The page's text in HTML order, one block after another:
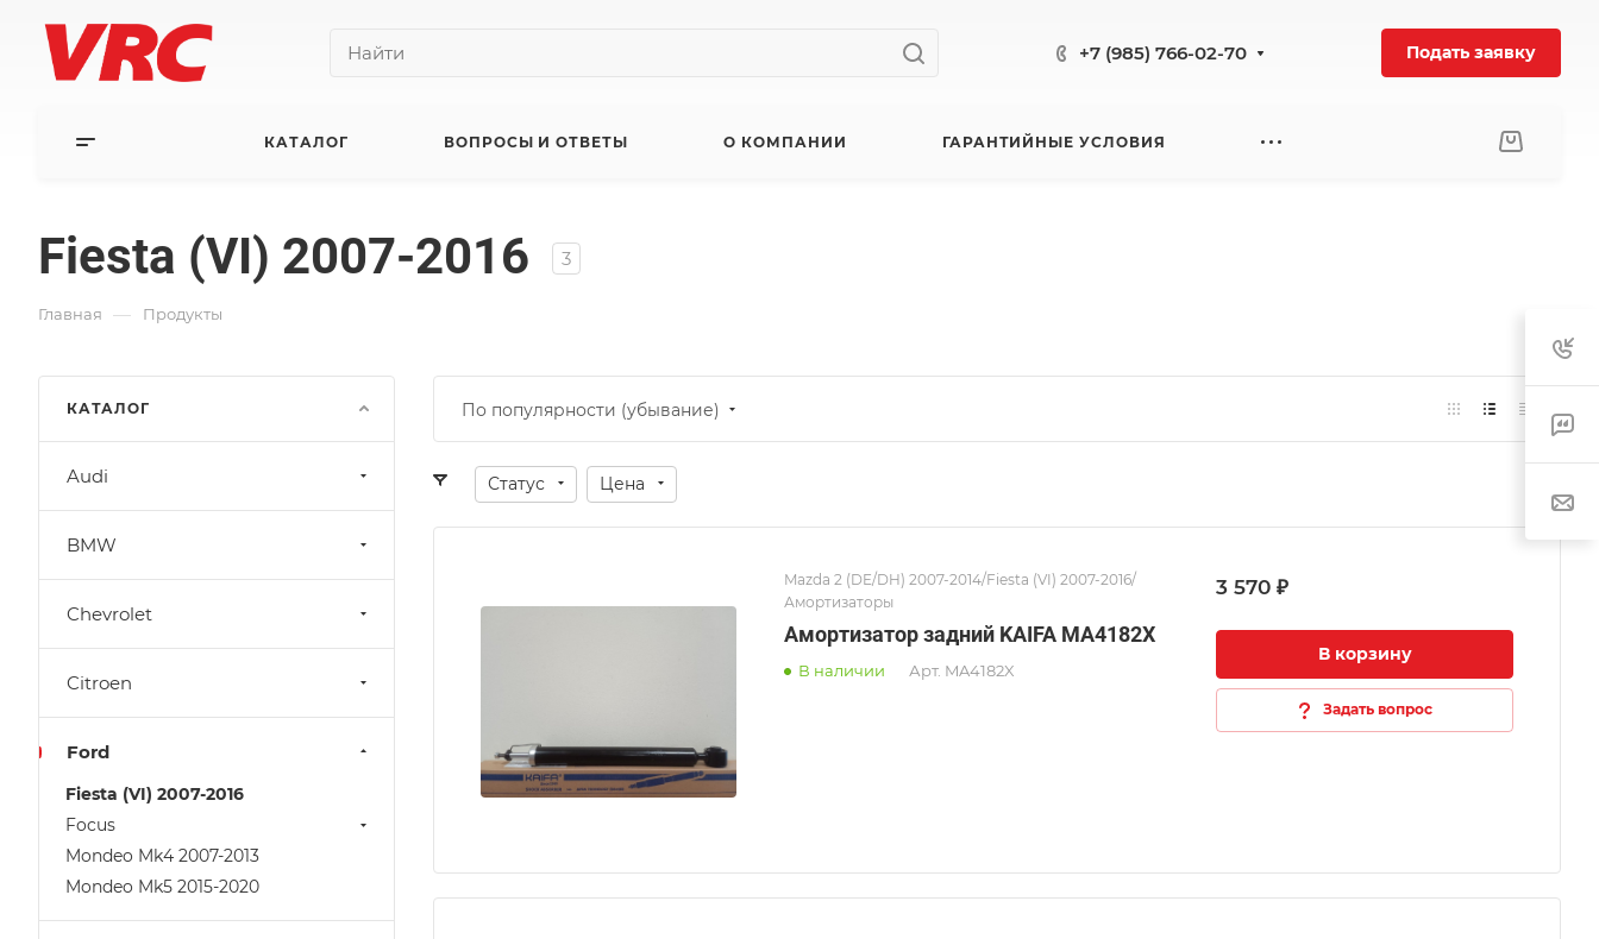
+7 (985) 766-02-70 Подать заявку
КАТАЛОГ ВОПРОСЫ И ОТВЕТЫ О КОМПАНИИ ГАРАНТИЙНЫЕ УСЛОВИЯ
Fiesta (VI) 2007-2016 3
Главная — Продукты
По популярности (убывание)
Статус Цена
Mazda 2 (DE/DH) 2007-2014/Fiesta (VI) 2007-2016/
Амортизаторы
Амортизатор задний KAIFA MA4182X
В наличии Арт. MA4182X
3 570 ₽
В корзину
Задать вопрос
КАТАЛОГ
Audi
BMW
Chevrolet
Citroen
Ford
Fiesta (VI) 2007-2016
Focus
Mondeo Mk4 2007-2013
Mondeo Mk5 2015-2020